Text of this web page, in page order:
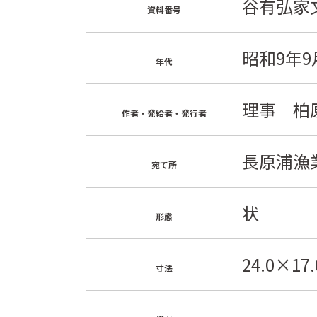
資料番号 谷有弘家
年代 昭和9年
作者・発給者・発行者 理事 柏
宛て所 長原浦漁
形態 状
寸法